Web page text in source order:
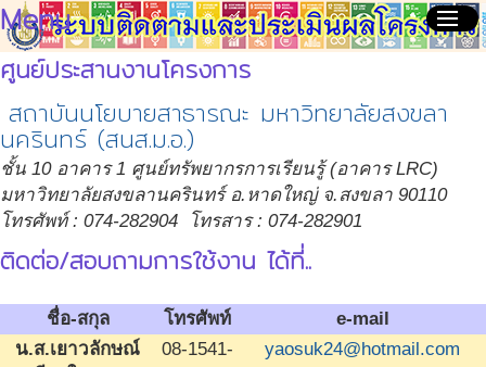
menu
Menu
ศูนย์ประสานงานโครงการ
สถาบันนโยบายสาธารณะ มหาวิทยาลัยสงขลา
นครินทร์ (สนส.ม.อ.)
ชั้น 10 อาคาร 1 ศูนย์ทรัพยากรการเรียนรู้ (อาคาร LRC)
มหาวิทยาลัยสงขลานครินทร์ อ.หาดใหญ่ จ.สงขลา 90110
โทรศัพท์ : 074-282904 โทรสาร : 074-282901
ติดต่อ/สอบถามการใช้งาน ได้ที่..
ชื่อ-สกุล โทรศัพท์
e-mail
น.ส.เยาวลักษณ์
08-1541-
yaosuk24@hotmail.com